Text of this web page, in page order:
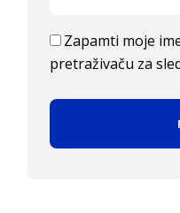
Zapamti moje
pretraživaču za